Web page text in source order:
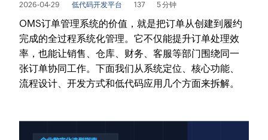
2026-04-29 低代码开发平台 137 5 分钟
OMS订单管理系统的价值，就是把订单从创建到履约
完成的全过程系统化管理。它不仅能提升订单处理效
率，也能让销售、仓库、财务、客服等部门围绕同一
张订单协同工作。下面我们从系统定位、核心功能、
流程设计、开发方式和低代码应用几个方面来拆解。